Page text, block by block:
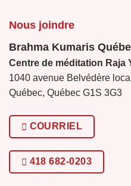
Nous joindre
Brahma Kumaris
Centre de méditation Raja
1040 avenue Belvédère
Québec, Québec G1S 3G3
COURRIEL
418 682-0203